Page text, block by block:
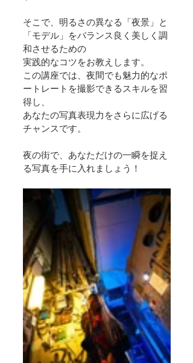
そこで、明るさの異なる「夜景」と
「モデル」をバランス良く美しく調
和させるための
実践的なコツをお教えします。
この講座では、夜間でも魅力的なポ
ートレートを撮影できるスキルを習
得し、
あなたの写真表現力をさらに広げる
チャンスです。
夜の街で、あなただけの一瞬を捉え
る写真を手に入れましょう！